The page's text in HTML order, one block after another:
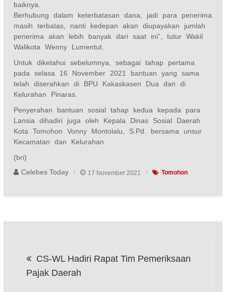
baiknya.
Berhubung dalam keterbatasan dana, jadi para penerima
masih terbatas, nanti kedepan akan diupayakan jumlah
penerima akan lebih banyak dari saat ini”, tutur Wakil
Walikota Wenny Lumentut.
Untuk diketahui sebelumnya, sebagai tahap pertama
pada selasa 16 November 2021 bantuan yang sama
telah diserahkan di BPU Kakaskasen Dua dan di
Kelurahan Pinaras.
Penyerahan bantuan sosial tahap kedua kepada para
Lansia dihadiri juga oleh Kepala Dinas Sosial Daerah
Kota Tomohon Vonny Montolalu, S.Pd. bersama unsur
Kecamatan dan Kelurahan.
(bri)
Celebes Today
17 November 2021 Tomohon
pos
CS-WL Hadiri Rapat Tim Pemeriksaan
Pajak Daerah